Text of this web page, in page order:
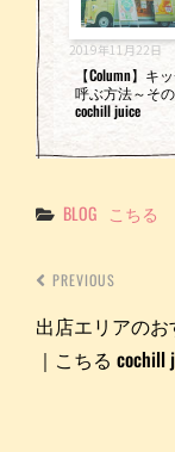
2019年11月22日
【Column】キ
呼ぶ方法～そ
cochill juice
Categories
BLOG こちる
PREVIOUS
出店エリアの
｜こちる cochill